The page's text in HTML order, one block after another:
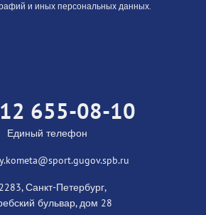
и иных персональных данных.
655-08-10
Единый телефон
Санкт-Петербург,
бульвар, дом 28